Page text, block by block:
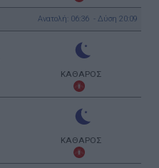
Ανατολή: 06:36 - Δύση 20:09
ΚΑΘΑΡΟΣ
ΚΑΘΑΡΟΣ